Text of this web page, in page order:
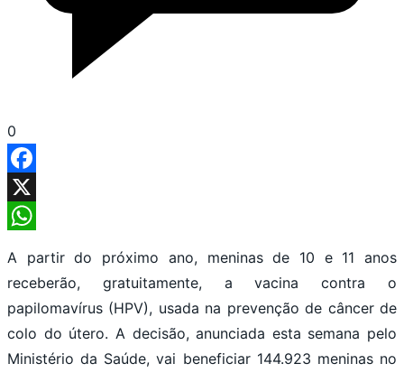
0
Facebook
X
A partir do próximo ano, meninas de 10 e 11 anos
receberão, gratuitamente, a vacina contra o
papilomavírus (HPV), usada na prevenção de câncer de
colo do útero. A decisão, anunciada esta semana pelo
Ministério da Saúde, vai beneficiar 144.923 meninas no